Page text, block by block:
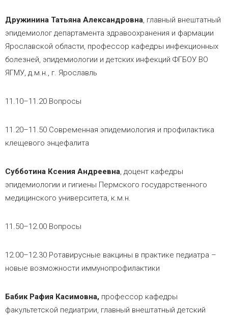
Дружинина Татьяна Александровна, главный внештатный
эпидемиолог департамента здравоохранения и фармации
Ярославской области, профессор кафедры инфекционных
болезней, эпидемиологии и детских инфекций ФГБОУ ВО
ЯГМУ, д.м.н., г. Ярославль
11.10–11.20 Вопросы
11.20–11.50 Современная эпидемиология и профилактика
клещевого энцефалита
Субботина Ксения Андреевна, доцент кафедры
эпидемиологии и гигиены Пермского государственного
медицинского университета, к.м.н.
11.50–12.00 Вопросы
12.00–12.30 Ротавирусные вакцины в практике педиатра –
новые возможности иммунопрофилактики
Бабик Рафия Касимовна, профессор кафедры
факультетской педиатрии, главный внештатный детский